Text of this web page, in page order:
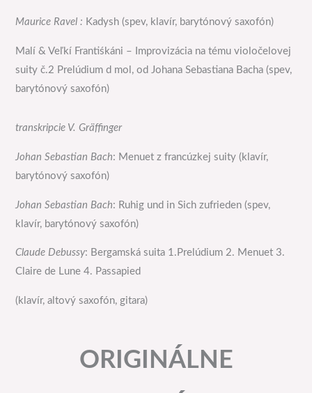
Maurice Ravel : Kadysh (spev, klavír, barytónový saxofón)
Malí & Veľkí Frantiśkáni – Improvizácia na tému violočelovej
suity č.2 Prelúdium d mol, od Johana Sebastiana Bacha (spev,
barytónový saxofón)
transkripcie V. Gräffinger
Johan Sebastian Bach: Menuet z francúzkej suity (klavír,
barytónový saxofón)
Johan Sebastian Bach: Ruhig und in Sich zufrieden (spev,
klavír, barytónový saxofón)
Claude Debussy: Bergamská suita 1.Prelúdium 2. Menuet 3.
Claire de Lune 4. Passapied
(klavír, altový saxofón, gitara)
ORIGINÁLNE